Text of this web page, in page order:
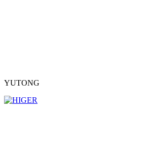
YUTONG